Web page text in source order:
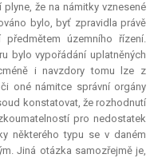
že na námitky vznesené
bylo, byť zpravidla právě
územního řízení.
bylo vypořádání uplatněných
i navzdory tomu lze z
oné námitce správní orgány
konstatovat, že rozhodnutí
pro nedostatek
některého typu se v daném
Jiná otázka samozřejmě je,